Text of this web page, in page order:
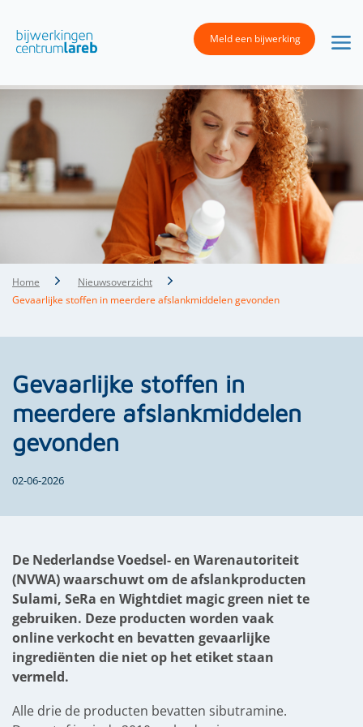
Meld een bijwerking
Home
Nieuwsoverzicht
Gevaarlijke stoffen in meerdere afslankmiddelen gevonden
Gevaarlijke stoffen in
meerdere afslankmiddelen
gevonden
02-06-2026
De Nederlandse Voedsel- en Warenautoriteit
(NVWA) waarschuwt om de afslankproducten
Sulami, SeRa en Wightdiet magic green niet te
gebruiken. Deze producten worden vaak
online verkocht en bevatten gevaarlijke
ingrediënten die niet op het etiket staan
vermeld.
Alle drie de producten bevatten sibutramine.